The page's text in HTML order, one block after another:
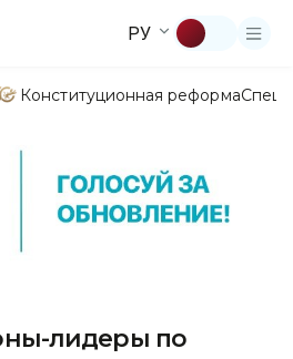
РУ
Конституционная реформа
лидеры по